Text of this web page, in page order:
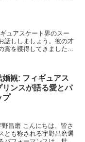
話ししましょう。彼の才
を獲得してきました。
観: フィギュアス
リンスが語る愛とパ
プ
は、皆さ
とも称される宇野昌磨選